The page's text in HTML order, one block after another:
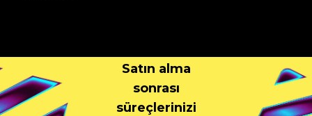
Satın alma
sonrası
süreçlerinizi